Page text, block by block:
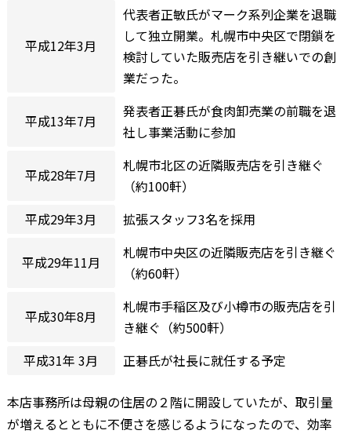
平成12年3月
代表者正敏氏がマーク系列企業を退職
して独立開業。札幌市中央区で閉鎖を
検討していた販売店を引き継いでの創
業だった。
平成13年7月
発表者正碁氏が食肉卸売業の前職を退
社し事業活動に参加
平成28年7月
札幌市北区の近隣販売店を引き継ぐ
（約100軒）
平成29年3月
拡張スタッフ3名を採用
平成29年11月
札幌市中央区の近隣販売店を引き継ぐ
（約60軒）
平成30年8月
札幌市手稲区及び小樽市の販売店を引
き継ぐ（約500軒）
平成31年 3月
正碁氏が社長に就任する予定
本店事務所は母親の住居の２階に開設していたが、取引量
が増えるとともに不便さを感じるようになったので、効率